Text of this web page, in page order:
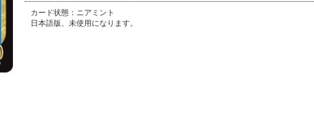
カード状態：ニアミント
日本語版、未使用になります。